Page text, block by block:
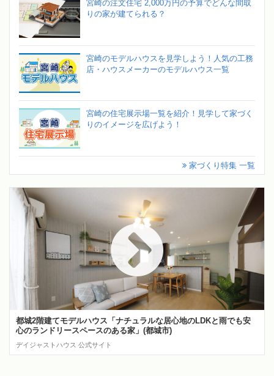
宮崎の注文住宅 2,000万円の予算でどんな間取
りの家が建てられる？
宮崎のモデルハウスを見学しよう！人気の工務
店・ハウスメーカーのモデルハウス一覧
宮崎の住宅展示場一覧を紹介！見学して家づく
りのイメージを広げよう！
家づくり特集 一覧
都城2階建てモデルハウス「ナチュラルな居心地のLDKと雨でも安
心のランドリースペースのある家」(都城市)
デイジャストハウス 公式サイト